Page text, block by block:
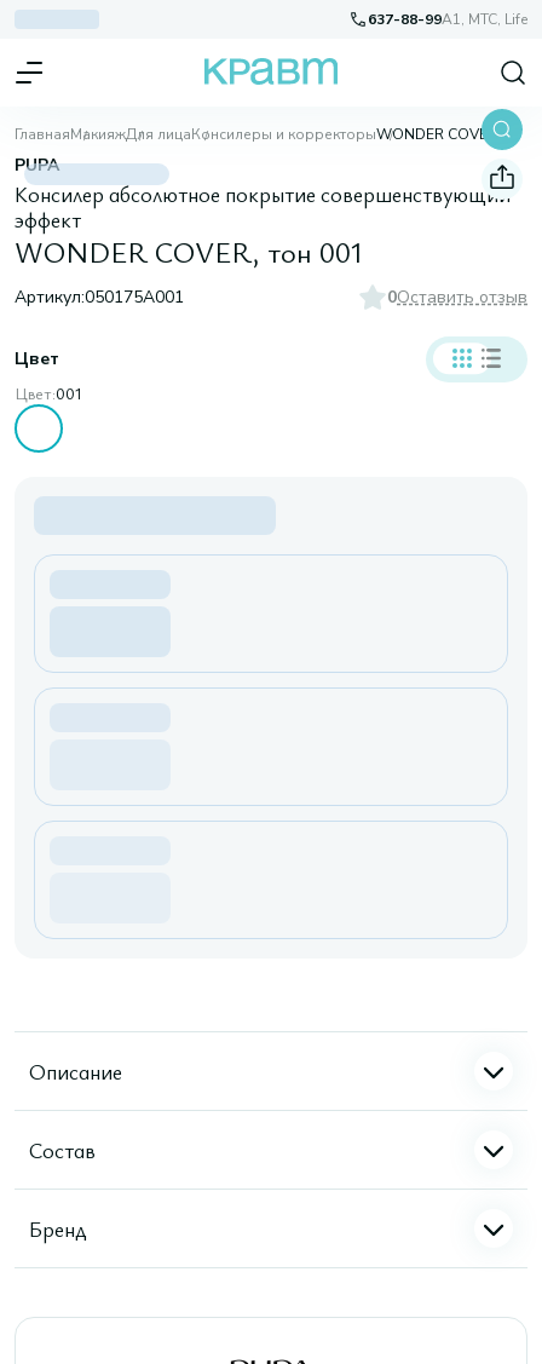
637-88-99A1, МТС, Life
ГлавнаяМакияжДля лицаКонсилеры и корректоры WONDER COVER, тон 001
PUPA
Консилер абсолютное покрытие совершенствующий
эффект
WONDER COVER, тон 001
Артикул:050175A001 0Оставить отзыв
Цвет
Цвет:001
Описание
Состав
Бренд